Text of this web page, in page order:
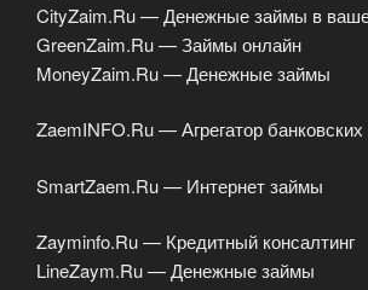
CityZaim.Ru — Денежные займы в
GreenZaim.Ru — Займы онлайн
MoneyZaim.Ru — Денежные займы
ZaemINFO.Ru — Агрегатор
SmartZaem.Ru — Интернет займы
Zayminfo.Ru — Кредитный консалтинг
LineZaym.Ru — Денежные займы